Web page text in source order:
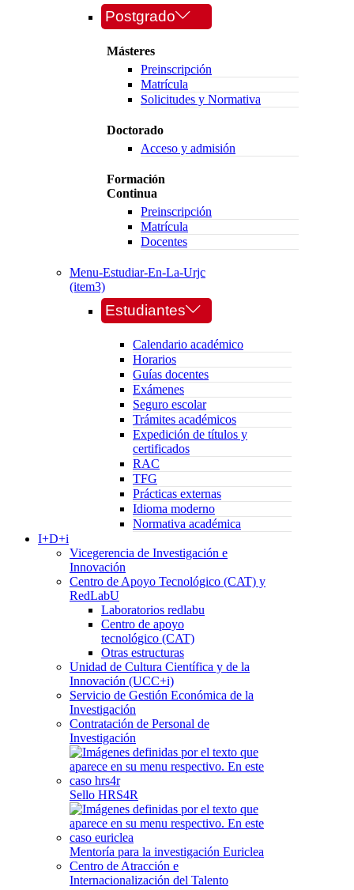
Postgrado
Másteres
Preinscripción
Matrícula
Solicitudes y Normativa
Doctorado
Acceso y admisión
Formación
Continua
Preinscripción
Matrícula
Docentes
Menu-Estudiar-En-La-Urjc
(item3)
Estudiantes
Calendario académico
Horarios
Guías docentes
Exámenes
Seguro escolar
Trámites académicos
Expedición de títulos y
certificados
RAC
TFG
Prácticas externas
Idioma moderno
Normativa académica
I+D+i
Vicegerencia de Investigación e
Innovación
Centro de Apoyo Tecnológico (CAT) y
RedLabU
Laboratorios redlabu
Centro de apoyo
tecnológico (CAT)
Otras estructuras
Unidad de Cultura Científica y de la
Innovación (UCC+i)
Servicio de Gestión Económica de la
Investigación
Contratación de Personal de
Investigación
Sello HRS4R
Mentoría para la investigación Euriclea
Centro de Atracción e
Internacionalización del Talento